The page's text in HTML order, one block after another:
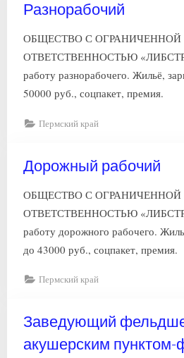
Разнорабочий
ОБЩЕСТВО С ОГРАНИЧЕННОЙ
ОТВЕТСТВЕННОСТЬЮ
работу разнорабочего. Жильё,
50000 руб., соцпакет, премия.
Пермский край
Дорожный рабочий
ОБЩЕСТВО С ОГРАНИЧЕННОЙ
ОТВЕТСТВЕННОСТЬЮ
работу дорожного рабочего.
до 43000 руб., соцпакет, премия.
Пермский край
Заведующий
акушерским